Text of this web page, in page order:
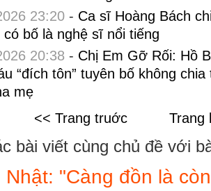
23:20- Ca sĩ Hoàng Bách
có bố là nghệ sĩ nổi tiếng
20:38 - Chị Em Gỡ Rối: Hồ
“đích tôn” tuyên bố không
mẹ
<< Trang truớc
Trang
bài viết cùng chủ đề với
Nhật: "Càng đồn là